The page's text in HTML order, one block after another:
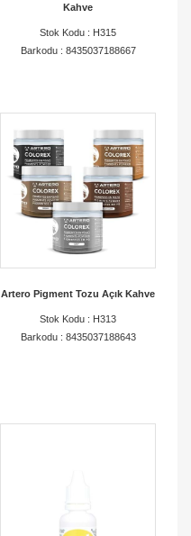
Kahve
Stok Kodu : H315
Barkodu : 8435037188667
Artero Pigment Tozu Açık Kahve
Stok Kodu : H313
Barkodu : 8435037188643